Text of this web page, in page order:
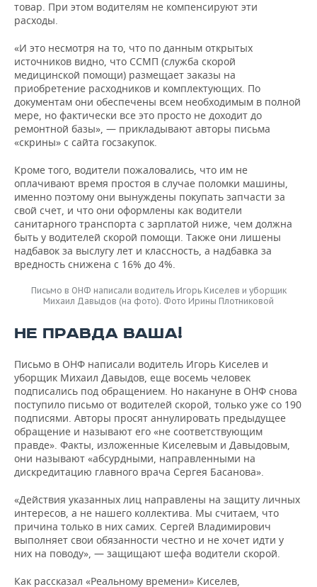
товар. При этом водителям не компенсируют эти
расходы.
«И это несмотря на то, что по данным открытых
источников видно, что ССМП (служба скорой
медицинской помощи) размещает заказы на
приобретение расходников и комплектующих. По
документам они обеспечены всем необходимым в полной
мере, но фактически все это просто не доходит до
ремонтной базы», — прикладывают авторы письма
«скрины» с сайта госзакупок.
Кроме того, водители пожаловались, что им не
оплачивают время простоя в случае поломки машины,
именно поэтому они вынуждены покупать запчасти за
свой счет, и что они оформлены как водители
санитарного транспорта с зарплатой ниже, чем должна
быть у водителей скорой помощи. Также они лишены
надбавок за выслугу лет и классность, а надбавка за
вредность снижена с 16% до 4%.
Письмо в ОНФ написали водитель Игорь Киселев и уборщик
Михаил Давыдов (на фото). Фото Ирины Плотниковой
НЕ ПРАВДА ВАША!
Письмо в ОНФ написали водитель Игорь Киселев и
уборщик Михаил Давыдов, еще восемь человек
подписались под обращением. Но накануне в ОНФ снова
поступило письмо от водителей скорой, только уже со 190
подписями. Авторы просят аннулировать предыдущее
обращение и называют его «не соответствующим
правде». Факты, изложенные Киселевым и Давыдовым,
они называют «абсурдными, направленными на
дискредитацию главного врача Сергея Басанова».
«Действия указанных лиц направлены на защиту личных
интересов, а не нашего коллектива. Мы считаем, что
причина только в них самих. Сергей Владимирович
выполняет свои обязанности честно и не хочет идти у
них на поводу», — защищают шефа водители скорой.
Как рассказал «Реальному времени» Киселев,